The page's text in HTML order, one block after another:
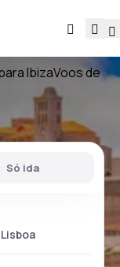
IbizaVoos de
Só ida